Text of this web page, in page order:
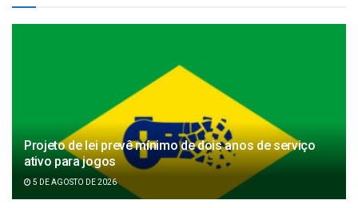
Projeto de lei prevê mínimo de dois anos de serviço
ativo para jogos
5 DE AGOSTO DE 2026